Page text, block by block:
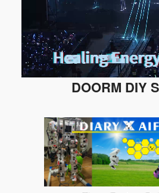
DOORM DIY